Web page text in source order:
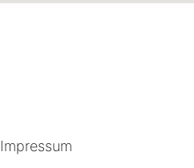
Impressum